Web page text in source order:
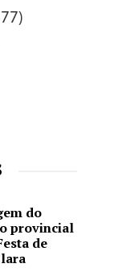
do
provincial
de